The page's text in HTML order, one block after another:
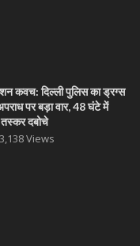
कवच: दिल्ली पुलिस का ड्रग्स
पर बड़ा वार, 48 घंटे में
दबोचे
Views